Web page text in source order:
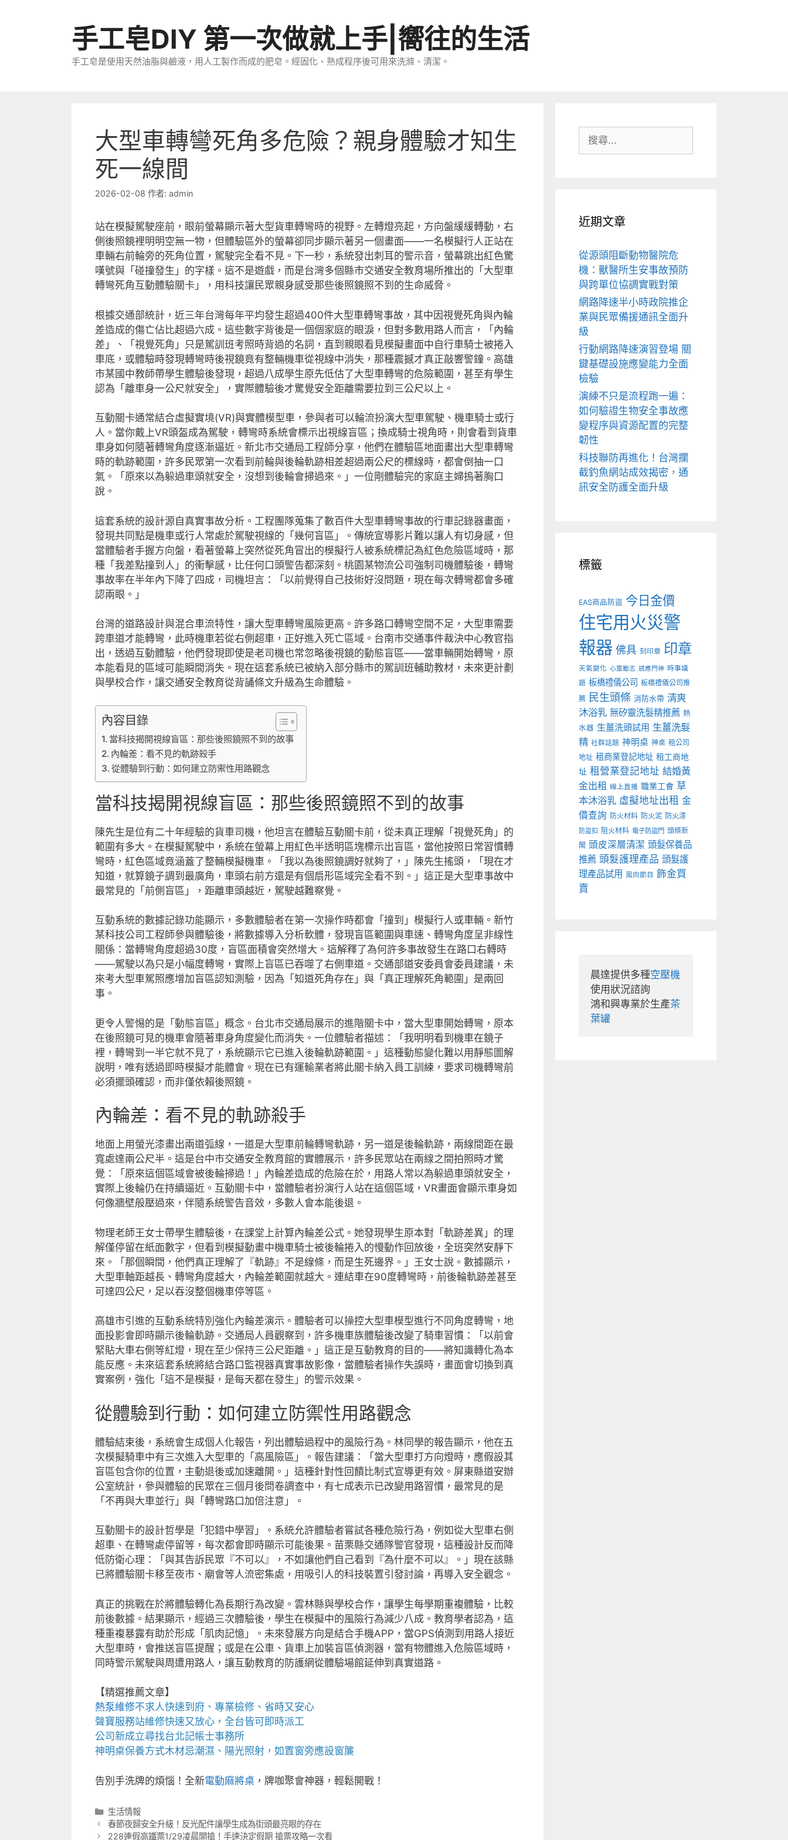
手工皂DIY 第一次做就上手|嚮往的生活
手工皂是使用天然油脂與鹼液，用人工製作而成的肥皂。經固化、熟成程序後可用來洗滌、清潔。
大型車轉彎死角多危險？親身體驗才知生
死一線間
2026-02-08 作者: admin
站在模擬駕駛座前，眼前螢幕顯示著大型貨車轉彎時的視野。左轉燈亮起，方向盤緩緩轉動，右
側後照鏡裡明明空無一物，但體驗區外的螢幕卻同步顯示著另一個畫面——一名模擬行人正站在
車輛右前輪旁的死角位置，駕駛完全看不見。下一秒，系統發出刺耳的警示音，螢幕跳出紅色驚
嘆號與「碰撞發生」的字樣。這不是遊戲，而是台灣多個縣市交通安全教育場所推出的「大型車
轉彎死角互動體驗關卡」，用科技讓民眾親身感受那些後照鏡照不到的生命威脅。
根據交通部統計，近三年台灣每年平均發生超過400件大型車轉彎事故，其中因視覺死角與內輪
差造成的傷亡佔比超過六成。這些數字背後是一個個家庭的眼淚，但對多數用路人而言，「內輪
差」、「視覺死角」只是駕訓班考照時背過的名詞，直到親眼看見模擬畫面中自行車騎士被捲入
車底，或體驗時發現轉彎時後視鏡竟有整輛機車從視線中消失，那種震撼才真正敲響警鐘。高雄
市某國中教師帶學生體驗後發現，超過八成學生原先低估了大型車轉彎的危險範圍，甚至有學生
認為「離車身一公尺就安全」，實際體驗後才驚覺安全距離需要拉到三公尺以上。
互動關卡通常結合虛擬實境(VR)與實體模型車，參與者可以輪流扮演大型車駕駛、機車騎士或行
人。當你戴上VR頭盔成為駕駛，轉彎時系統會標示出視線盲區；換成騎士視角時，則會看到貨車
車身如何隨著轉彎角度逐漸逼近。新北市交通局工程師分享，他們在體驗區地面畫出大型車轉彎
時的軌跡範圍，許多民眾第一次看到前輪與後輪軌跡相差超過兩公尺的標線時，都會倒抽一口
氣。「原來以為躲過車頭就安全，沒想到後輪會掃過來。」一位剛體驗完的家庭主婦摀著胸口
說。
這套系統的設計源自真實事故分析。工程團隊蒐集了數百件大型車轉彎事故的行車記錄器畫面，
發現共同點是機車或行人常處於駕駛視線的「幾何盲區」。傳統宣導影片難以讓人有切身感，但
當體驗者手握方向盤，看著螢幕上突然從死角冒出的模擬行人被系統標記為紅色危險區域時，那
種「我差點撞到人」的衝擊感，比任何口頭警告都深刻。桃園某物流公司強制司機體驗後，轉彎
事故率在半年內下降了四成，司機坦言：「以前覺得自己技術好沒問題，現在每次轉彎都會多確
認兩眼。」
台灣的道路設計與混合車流特性，讓大型車轉彎風險更高。許多路口轉彎空間不足，大型車需要
跨車道才能轉彎，此時機車若從右側超車，正好進入死亡區域。台南市交通事件裁決中心教官指
出，透過互動體驗，他們發現即使是老司機也常忽略後視鏡的動態盲區——當車輛開始轉彎，原
本能看見的區域可能瞬間消失。現在這套系統已被納入部分縣市的駕訓班輔助教材，未來更計劃
與學校合作，讓交通安全教育從背誦條文升級為生命體驗。
內容目錄
當科技揭開視線盲區：那些後照鏡照不到的故事
內輪差：看不見的軌跡殺手
從體驗到行動：如何建立防禦性用路觀念
當科技揭開視線盲區：那些後照鏡照不到的故事
陳先生是位有二十年經驗的貨車司機，他坦言在體驗互動關卡前，從未真正理解「視覺死角」的
範圍有多大。在模擬駕駛中，系統在螢幕上用紅色半透明區塊標示出盲區，當他按照日常習慣轉
彎時，紅色區域竟涵蓋了整輛模擬機車。「我以為後照鏡調好就夠了，」陳先生搖頭，「現在才
知道，就算鏡子調到最廣角，車頭右前方還是有個扇形區域完全看不到。」這正是大型車事故中
最常見的「前側盲區」，距離車頭越近，駕駛越難察覺。
互動系統的數據記錄功能顯示，多數體驗者在第一次操作時都會「撞到」模擬行人或車輛。新竹
某科技公司工程師參與體驗後，將數據導入分析軟體，發現盲區範圍與車速、轉彎角度呈非線性
關係：當轉彎角度超過30度，盲區面積會突然增大。這解釋了為何許多事故發生在路口右轉時
——駕駛以為只是小幅度轉彎，實際上盲區已吞噬了右側車道。交通部道安委員會委員建議，未
來考大型車駕照應增加盲區認知測驗，因為「知道死角存在」與「真正理解死角範圍」是兩回
事。
更令人警惕的是「動態盲區」概念。台北市交通局展示的進階關卡中，當大型車開始轉彎，原本
在後照鏡可見的機車會隨著車身角度變化而消失。一位體驗者描述：「我明明看到機車在鏡子
裡，轉彎到一半它就不見了，系統顯示它已進入後輪軌跡範圍。」這種動態變化難以用靜態圖解
說明，唯有透過即時模擬才能體會。現在已有運輸業者將此關卡納入員工訓練，要求司機轉彎前
必須擺頭確認，而非僅依賴後照鏡。
內輪差：看不見的軌跡殺手
地面上用螢光漆畫出兩道弧線，一道是大型車前輪轉彎軌跡，另一道是後輪軌跡，兩線間距在最
寬處達兩公尺半。這是台中市交通安全教育館的實體展示，許多民眾站在兩線之間拍照時才驚
覺：「原來這個區域會被後輪掃過！」內輪差造成的危險在於，用路人常以為躲過車頭就安全，
實際上後輪仍在持續逼近。互動關卡中，當體驗者扮演行人站在這個區域，VR畫面會顯示車身如
何像牆壁般壓過來，伴隨系統警告音效，多數人會本能後退。
物理老師王女士帶學生體驗後，在課堂上計算內輪差公式。她發現學生原本對「軌跡差異」的理
解僅停留在紙面數字，但看到模擬動畫中機車騎士被後輪捲入的慢動作回放後，全班突然安靜下
來。「那個瞬間，他們真正理解了『軌跡』不是線條，而是生死邊界。」王女士說。數據顯示，
大型車軸距越長、轉彎角度越大，內輪差範圍就越大。連結車在90度轉彎時，前後輪軌跡差甚至
可達四公尺，足以吞沒整個機車停等區。
高雄市引進的互動系統特別強化內輪差演示。體驗者可以操控大型車模型進行不同角度轉彎，地
面投影會即時顯示後輪軌跡。交通局人員觀察到，許多機車族體驗後改變了騎車習慣：「以前會
緊貼大車右側等紅燈，現在至少保持三公尺距離。」這正是互動教育的目的——將知識轉化為本
能反應。未來這套系統將結合路口監視器真實事故影像，當體驗者操作失誤時，畫面會切換到真
實案例，強化「這不是模擬，是每天都在發生」的警示效果。
從體驗到行動：如何建立防禦性用路觀念
體驗結束後，系統會生成個人化報告，列出體驗過程中的風險行為。林同學的報告顯示，他在五
次模擬騎車中有三次進入大型車的「高風險區」。報告建議：「當大型車打方向燈時，應假設其
盲區包含你的位置，主動退後或加速離開。」這種針對性回饋比制式宣導更有效。屏東縣道安辦
公室統計，參與體驗的民眾在三個月後問卷調查中，有七成表示已改變用路習慣，最常見的是
「不再與大車並行」與「轉彎路口加倍注意」。
互動關卡的設計哲學是「犯錯中學習」。系統允許體驗者嘗試各種危險行為，例如從大型車右側
超車、在轉彎處停留等，每次都會即時顯示可能後果。苗栗縣交通隊警官發現，這種設計反而降
低防衛心理：「與其告訴民眾『不可以』，不如讓他們自己看到『為什麼不可以』。」現在該縣
已將體驗關卡移至夜市、廟會等人流密集處，用吸引人的科技裝置引發討論，再導入安全觀念。
真正的挑戰在於將體驗轉化為長期行為改變。雲林縣與學校合作，讓學生每學期重複體驗，比較
前後數據。結果顯示，經過三次體驗後，學生在模擬中的風險行為減少八成。教育學者認為，這
種重複暴露有助於形成「肌肉記憶」。未來發展方向是結合手機APP，當GPS偵測到用路人接近
大型車時，會推送盲區提醒；或是在公車、貨車上加裝盲區偵測器，當有物體進入危險區域時，
同時警示駕駛與周遭用路人，讓互動教育的防護網從體驗場館延伸到真實道路。
【精選推薦文章】
熱泵維修不求人快速到府、專業檢修、省時又安心
聲寶服務站維修快速又放心，全台皆可即時派工
公司新成立尋找台北記帳士事務所
神明桌保養方式木材忌潮濕、陽光照射，如置窗旁應設窗簾
告別手洗牌的煩惱！全新電動麻將桌 ，牌咖聚會神器，輕鬆開戰！
分
類
生活情報
春節夜歸安全升級！反光配件讓學生成為街頭最亮眼的存在
228連假高鐵票1/29凌晨開搶！手速決定假期 搶票攻略一次看
尋:
近期文章
從源頭阻斷動物醫院危
機：獸醫所生安事故預防
與跨單位協調實戰對策
網路降速半小時政院推企
業與民眾備援通訊全面升
級
行動網路降速演習登場 關
鍵基礎設施應變能力全面
檢驗
演練不只是流程跑一遍：
如何驗證生物安全事故應
變程序與資源配置的完整
韌性
科技聯防再進化！台灣攔
截釣魚網站成效揭密，通
訊安全防護全面升級
標籤
EAS商品防盜 今日金價
住宅用火災警
報器 佛具 刻印章 印章
天氣變化 心靈勵志 感應門神 時事議
題 板橋禮儀公司 板橋禮儀公司推
薦 民生頭條 消防水帶 清爽
沐浴乳 無矽靈洗髮精推薦 熱
水器 生薑洗頭試用 生薑洗髮
精 社群話題 神明桌 神桌 租公司
地址 租商業登記地址 租工商地
址 租營業登記地址 結婚黃
金出租 線上直播 職業工會 草
本沐浴乳 虛擬地址出租 金
價查詢 防火材料 防火泥 防火漆
防盜扣 阻火材料 電子防盜門 頭條新
聞 頭皮深層清潔 頭髮保養品
推薦 頭髮護理產品 頭髮護
理產品試用 風向節目 飾金買
賣
晨達提供多種空壓機
使用狀況諮詢
鴻和興專業於生產茶
葉罐